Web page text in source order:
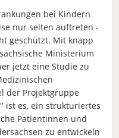
bei Kindern
nur selten auftreten -
geschützt. Mit knapp
Ministerium
jetzt eine Studie zu
der Projektgruppe
ist es, ein strukturiertes
Patientinnen und
zu entwickeln